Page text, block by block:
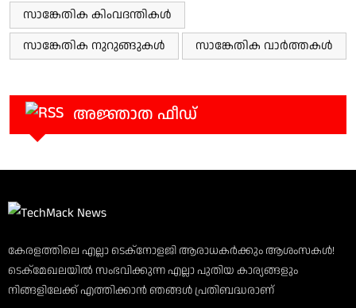
സാങ്കേതിക കിംവദന്തികൾ
സാങ്കേതിക നുറുങ്ങുകൾ
സാങ്കേതിക വാർത്തകൾ
അജ്ഞാത ഫീഡ്
കേരളത്തിലെ എല്ലാ ടെക്‌നോളജി ആരാധകർക്കും ആശംസകൾ!
ടെക്‌മേഖലയിൽ സംഭവിക്കുന്ന എല്ലാ പുതിയ കാര്യങ്ങളും
നിങ്ങളിലേക്ക് എത്തിക്കാൻ ഞങ്ങൾ പ്രതിബദ്ധരാണ്